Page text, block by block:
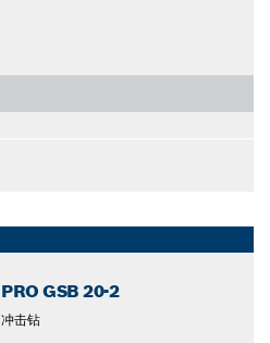
PRO GSB 20-2
冲击钻